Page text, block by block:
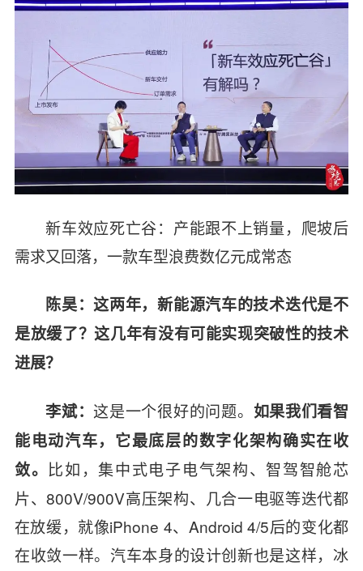
新车效应死亡谷：产能跟不上销量，爬坡后
需求又回落，一款车型浪费数亿元成常态
陈昊：这两年，新能源汽车的技术迭代是不
是放缓了？这几年有没有可能实现突破性的技术
进展？
李斌： 这是一个很好的问题。 如果我们看智
能电动汽车，它最底层的数字化架构确实在收
敛。 比如，集中式电子电气架构、智驾智舱芯
片、800V/900V高压架构、几合一电驱等迭代都
在放缓，就像iPhone 4、Android 4/5后的变化都
在收敛一样。汽车本身的设计创新也是这样，冰